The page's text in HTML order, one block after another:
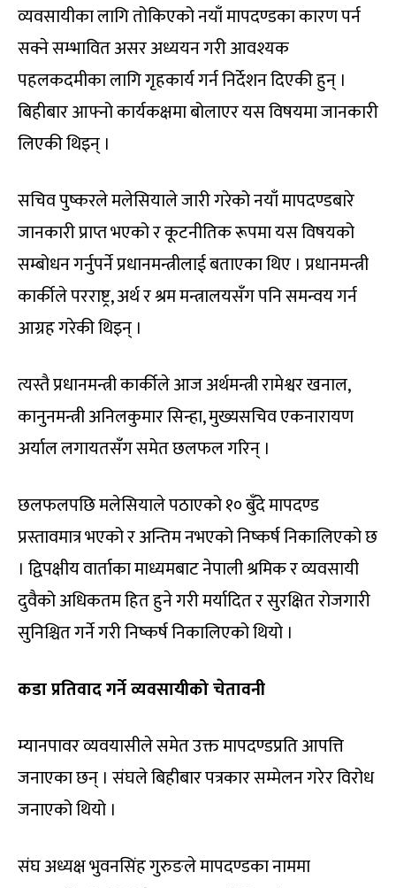
व्यवसायीका लागि तोकिएको नयाँ मापदण्डका कारण पर्न
सक्ने सम्भावित असर अध्ययन गरी आवश्यक
पहलकदमीका लागि गृहकार्य गर्न निर्देशन दिएकी हुन् ।
बिहीबार आफ्नो कार्यकक्षमा बोलाएर यस विषयमा जानकारी
लिएकी थिइन् ।
सचिव पुष्करले मलेसियाले जारी गरेको नयाँ मापदण्डबारे
जानकारी प्राप्त भएको र कूटनीतिक रूपमा यस विषयको
सम्बोधन गर्नुपर्ने प्रधानमन्त्रीलाई बताएका थिए । प्रधानमन्त्री
कार्कीले परराष्ट्र, अर्थ र श्रम मन्त्रालयसँग पनि समन्वय गर्न
आग्रह गरेकी थिइन् ।
त्यस्तै प्रधानमन्त्री कार्कीले आज अर्थमन्त्री रामेश्वर खनाल,
कानुनमन्त्री अनिलकुमार सिन्हा, मुख्यसचिव एकनारायण
अर्याल लगायतसँग समेत छलफल गरिन् ।
छलफलपछि मलेसियाले पठाएको १० बुँदे मापदण्ड
प्रस्तावमात्र भएको र अन्तिम नभएको निष्कर्ष निकालिएको छ
। द्विपक्षीय वार्ताका माध्यमबाट नेपाली श्रमिक र व्यवसायी
दुवैको अधिकतम हित हुने गरी मर्यादित र सुरक्षित रोजगारी
सुनिश्चित गर्ने गरी निष्कर्ष निकालिएको थियो ।
कडा प्रतिवाद गर्ने व्यवसायीको चेतावनी
म्यानपावर व्यवयासीले समेत उक्त मापदण्डप्रति आपत्ति
जनाएका छन् । संघले बिहीबार पत्रकार सम्मेलन गरेर विरोध
जनाएको थियो ।
संघ अध्यक्ष भुवनसिंह गुरुङले मापदण्डका नाममा